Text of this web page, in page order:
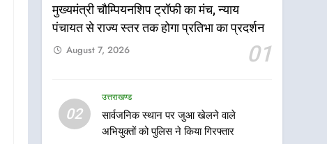
मुख्यमंत्री चौम्पियनशिप ट्रॉफी का मंच, न्याय
पंचायत से राज्य स्तर तक होगा प्रतिभा का प्रदर्शन
01
August 7, 2026
02
उत्तराखण्ड
सार्वजनिक स्थान पर जुआ खेलने वाले
अभियुक्तों को पुलिस ने किया गिरफ्तार
5
राष्ट्रीय हथकरघा दिवस पर
मुख्यमंत्री धामी ने उत्कृष्ट